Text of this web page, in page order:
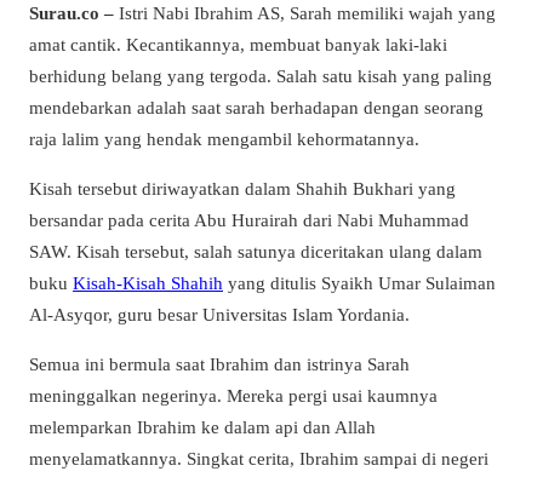
Surau.co – Istri Nabi Ibrahim AS, Sarah memiliki wajah yang
amat cantik. Kecantikannya, membuat banyak laki-laki
berhidung belang yang tergoda. Salah satu kisah yang paling
mendebarkan adalah saat sarah berhadapan dengan seorang
raja lalim yang hendak mengambil kehormatannya.
Kisah tersebut diriwayatkan dalam Shahih Bukhari yang
bersandar pada cerita Abu Hurairah dari Nabi Muhammad
SAW. Kisah tersebut, salah satunya diceritakan ulang dalam
buku Kisah-Kisah Shahih yang ditulis Syaikh Umar Sulaiman
Al-Asyqor, guru besar Universitas Islam Yordania.
Semua ini bermula saat Ibrahim dan istrinya Sarah
meninggalkan negerinya. Mereka pergi usai kaumnya
melemparkan Ibrahim ke dalam api dan Allah
menyelamatkannya. Singkat cerita, Ibrahim sampai di negeri